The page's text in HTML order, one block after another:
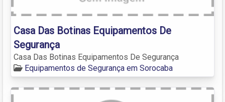
Casa Das Botinas Equipamentos De
Segurança
Casa Das Botinas Equipamentos De Segurança
Equipamentos de Segurança em Sorocaba